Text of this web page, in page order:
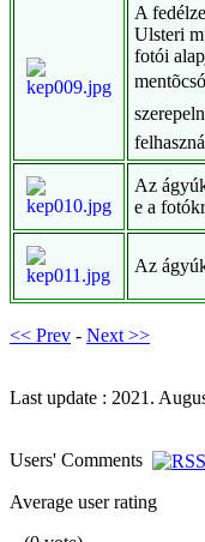
A
Ulsteri
fotói
Az
e a
Az
<< Prev - Next >>
Last update : 2021.
Users' Comments
Average user rating